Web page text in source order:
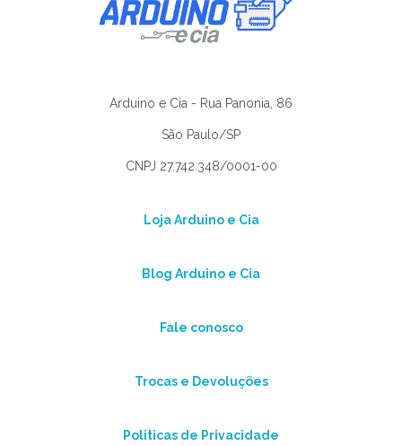
Arduino e Cia - Rua Panonia, 86
São Paulo/SP
CNPJ 27.742.348/0001-00
Loja Arduino e Cia
Blog Arduino e Cia
Fale conosco
Trocas e Devoluções
Politicas de Privacidade